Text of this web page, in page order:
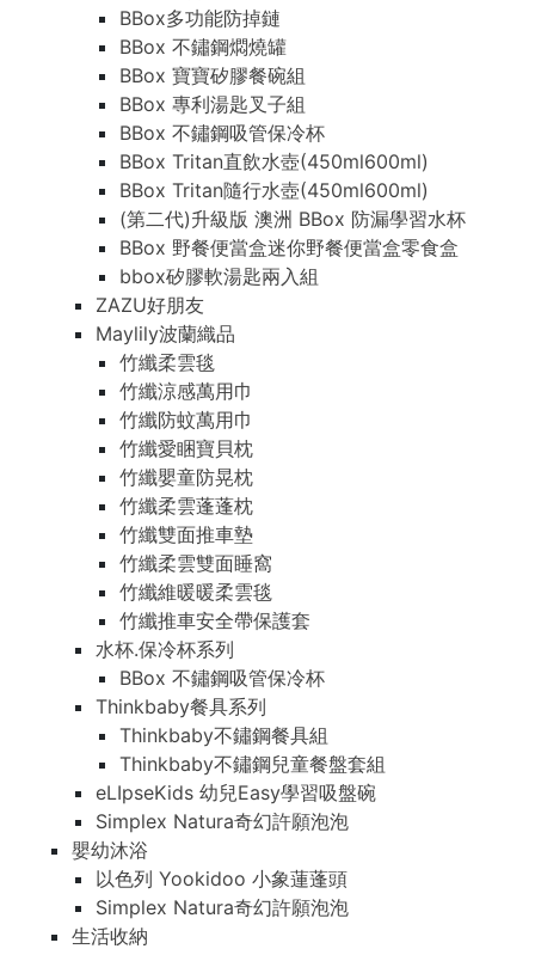
BBox多功能防掉鏈
BBox 不鏽鋼燜燒罐
BBox 寶寶矽膠餐碗組
BBox 專利湯匙叉子組
BBox 不鏽鋼吸管保冷杯
BBox Tritan直飲水壺(450ml600ml)
BBox Tritan隨行水壺(450ml600ml)
(第二代)升級版 澳洲 BBox 防漏學習水杯
BBox 野餐便當盒迷你野餐便當盒零食盒
bbox矽膠軟湯匙兩入組
ZAZU好朋友
Maylily波蘭織品
竹纖柔雲毯
竹纖涼感萬用巾
竹纖防蚊萬用巾
竹纖愛睏寶貝枕
竹纖嬰童防晃枕
竹纖柔雲蓬蓬枕
竹纖雙面推車墊
竹纖柔雲雙面睡窩
竹纖維暖暖柔雲毯
竹纖推車安全帶保護套
水杯.保冷杯系列
BBox 不鏽鋼吸管保冷杯
Thinkbaby餐具系列
Thinkbaby不鏽鋼餐具組
Thinkbaby不鏽鋼兒童餐盤套組
eLIpseKids 幼兒Easy學習吸盤碗
Simplex Natura奇幻許願泡泡
嬰幼沐浴
以色列 Yookidoo 小象蓮蓬頭
Simplex Natura奇幻許願泡泡
生活收納